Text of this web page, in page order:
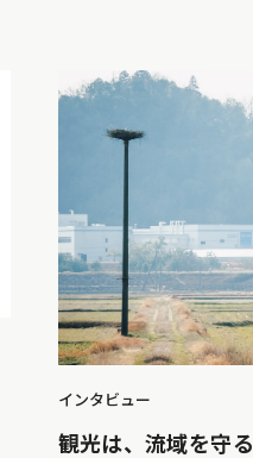
インタビュー
観光は、流域を守